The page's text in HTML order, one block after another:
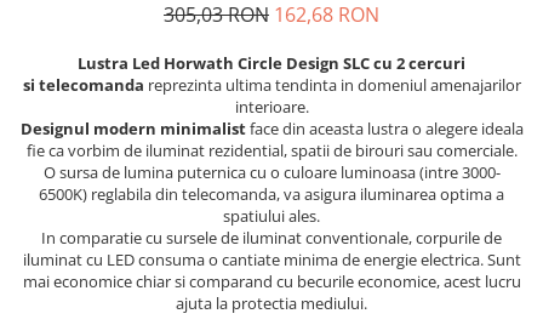
305,03 RON 162,68 RON
Lustra Led Horwath Circle Design SLC cu 2 cercuri
si telecomanda reprezinta ultima tendinta in domeniul amenajarilor
interioare.
Designul modern minimalistface din aceasta lustra o alegere ideala
fie ca vorbim de iluminat rezidential, spatii de birouri sau comerciale.
O sursa de lumina puternica cu o culoare luminoasa (intre 3000-
6500K) reglabila din telecomanda, va asigura iluminarea optima a
spatiului ales.
In comparatie cu sursele de iluminat conventionale, corpurile de
iluminat cu LED consuma o cantiate minima de energie electrica. Sunt
mai economice chiar si comparand cu becurile economice, acest lucru
ajuta la protectia mediului.